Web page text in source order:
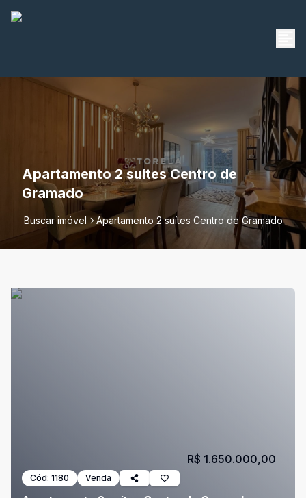
Apartamento 2 suítes Centro de
Gramado
Buscar imóvel Apartamento 2 suítes Centro de Gramado
Cód: 1180 Venda
R$ 1.650.000,00